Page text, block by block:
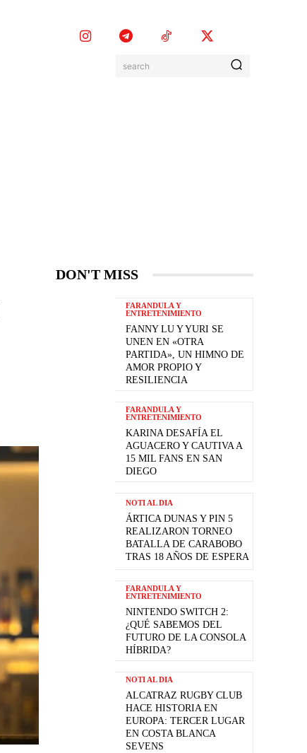
search
DON'T MISS
FARANDULA Y
ENTRETENIMIENTO
FANNY LU Y YURI SE
UNEN EN «OTRA
PARTIDA», UN HIMNO DE
AMOR PROPIO Y
RESILIENCIA
FARANDULA Y
ENTRETENIMIENTO
KARINA DESAFÍA EL
AGUACERO Y CAUTIVA A
15 MIL FANS EN SAN
DIEGO
NOTI AL DIA
ÁRTICA DUNAS Y PIN 5
REALIZARON TORNEO
BATALLA DE CARABOBO
TRAS 18 AÑOS DE ESPERA
FARANDULA Y
ENTRETENIMIENTO
NINTENDO SWITCH 2:
¿QUÉ SABEMOS DEL
FUTURO DE LA CONSOLA
HÍBRIDA?
NOTI AL DIA
ALCATRAZ RUGBY CLUB
HACE HISTORIA EN
EUROPA: TERCER LUGAR
EN COSTA BLANCA
SEVENS